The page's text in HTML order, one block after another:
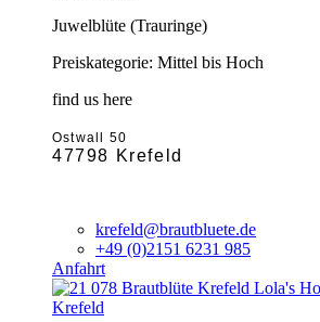
Juwelblüte (Trauringe)
Preiskategorie: Mittel bis Hoch
find us here
Ostwall 50
47798 Krefeld
krefeld@brautbluete.de
+49 (0)2151 6231 985
Anfahrt
Krefeld